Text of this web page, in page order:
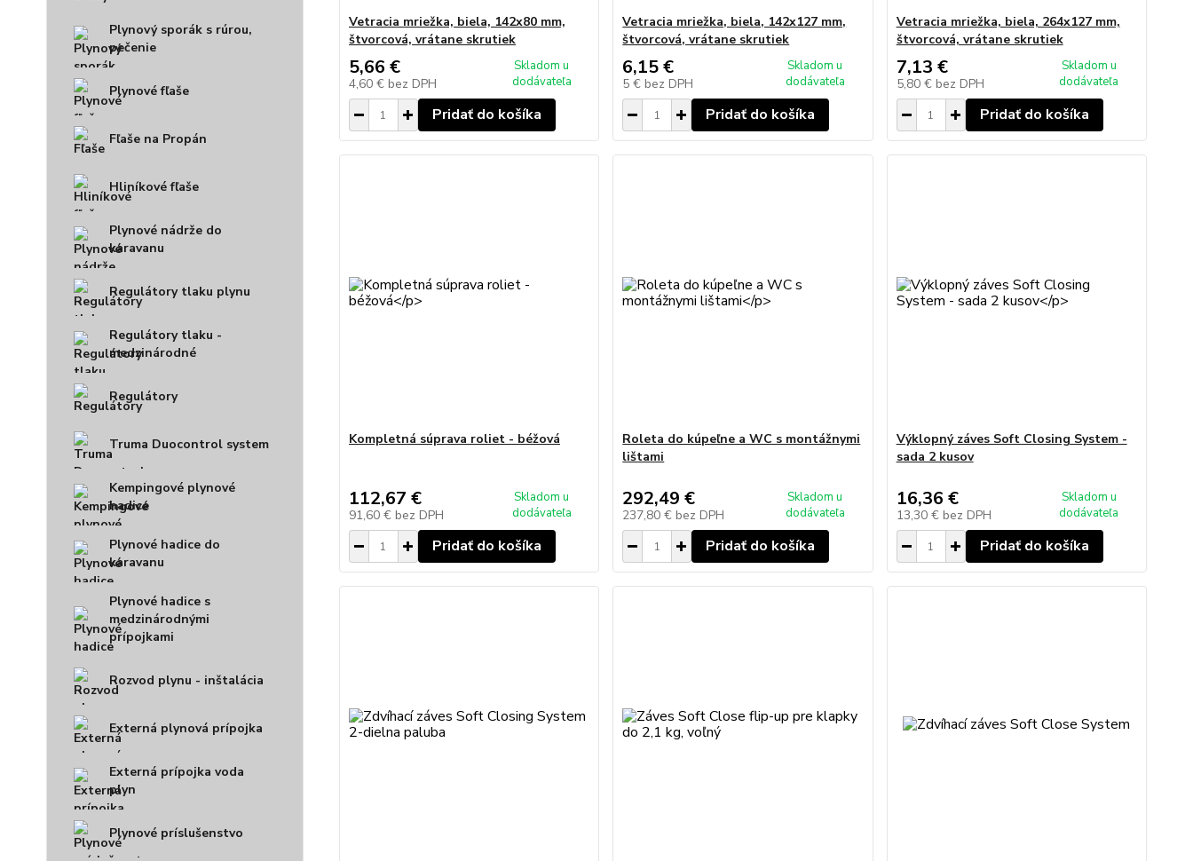
Plynový sporák s rúrou,
pečenie
Plynové fľaše
Fľaše na Propán
Hliníkové fľaše
Plynové nádrže do
karavanu
Regulátory tlaku plynu
Regulátory tlaku -
medzinárodné
Regulátory
Truma Duocontrol system
Kempingové plynové
hadice
Plynové hadice do
karavanu
Plynové hadice s
medzinárodnými
prípojkami
Rozvod plynu - inštalácia
Externá plynová prípojka
Externá prípojka voda
plyn
Plynové príslušenstvo
Vetracia mriežka, biela, 142x80 mm,
štvorcová, vrátane skrutiek
5,66 €
4,60 € bez DPH
Skladom u
dodávateľa
Pridať do košíka
Vetracia mriežka, biela, 142x127 mm,
štvorcová, vrátane skrutiek
6,15 €
5 € bez DPH
Skladom u
dodávateľa
Pridať do košíka
Vetracia mriežka, biela, 264x127 mm,
štvorcová, vrátane skrutiek
7,13 €
5,80 € bez DPH
Skladom u
dodávateľa
Pridať do košíka
Kompletná súprava roliet - béžová
112,67 €
91,60 € bez DPH
Skladom u
dodávateľa
Pridať do košíka
Roleta do kúpeľne a WC s montážnymi
lištami
292,49 €
237,80 € bez DPH
Skladom u
dodávateľa
Pridať do košíka
Výklopný záves Soft Closing System -
sada 2 kusov
16,36 €
13,30 € bez DPH
Skladom u
dodávateľa
Pridať do košíka